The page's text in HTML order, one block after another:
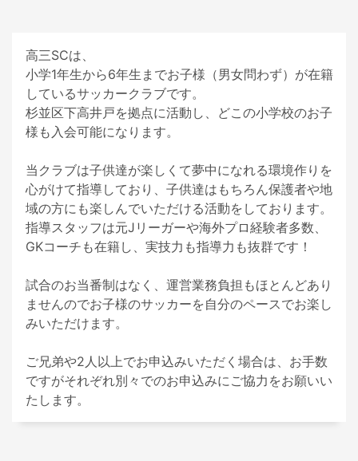
高三SCは、
小学1年生から6年生までお子様（男女問わず）が在籍
しているサッカークラブです。
杉並区下高井戸を拠点に活動し、どこの小学校のお子
様も入会可能になります。
当クラブは子供達が楽しくて夢中になれる環境作りを
心がけて指導しており、子供達はもちろん保護者や地
域の方にも楽しんでいただける活動をしております。
指導スタッフは元Jリーガーや海外プロ経験者多数、
GKコーチも在籍し、実技力も指導力も抜群です！
試合のお当番制はなく、運営業務負担もほとんどあり
ませんのでお子様のサッカーを自分のペースでお楽し
みいただけます。
ご兄弟や2人以上でお申込みいただく場合は、お手数
ですがそれぞれ別々でのお申込みにご協力をお願いい
たします。